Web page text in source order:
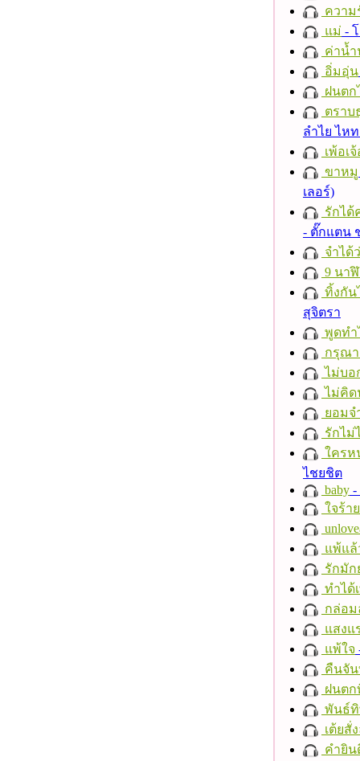
ความ
แม่ -
ค่าน้
อิ่มอุ่น
ฝนตก
ตราบ
ลำไย ไห
เพ้อเ
ขาหมู
เลอร์)
รักได้
- ตั๊กแตน
จำได้
9 นา
ทิ้งกัน
สุจิตรา
พูดทำ
กรุณา
ไม่บอ
ไม่คิด
ยอม
รักไม่
ใครห
ไชยชิต
baby -
ใจร้าย
แพ้แล้
รักมัก
ทำได้
กล่อม
แสงแ
แพ้ใจ
คืนจั
ฝนตก
พันธ์
เต้ยสั่
คำยิน